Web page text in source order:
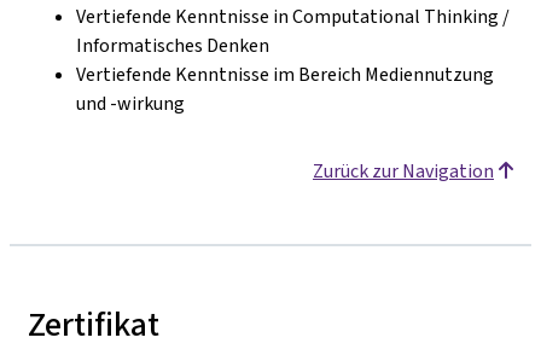
Vertiefende Kenntnisse in Computational Thinking /
Informatisches Denken
Vertiefende Kenntnisse im Bereich Mediennutzung
und -wirkung
Zurück zur Navigation
Zertifikat